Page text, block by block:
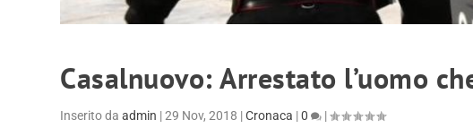
Casalnuovo: Arrestato l’uomo
Inserito daadmin |29 Nov, 2018 |Cronaca |0 |